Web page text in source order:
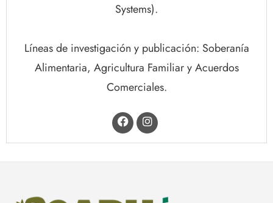
Systems).
Líneas de investigación y publicación: Soberanía
Alimentaria, Agricultura Familiar y Acuerdos
Comerciales.